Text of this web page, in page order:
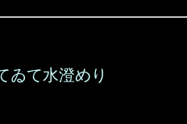
ゐて水澄めり